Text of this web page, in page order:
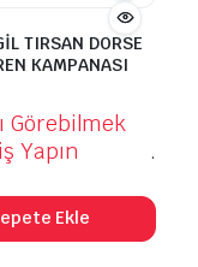
TIRSAN DORSE
KAMPANASI
Görebilmek
Yapın
.
Ekle